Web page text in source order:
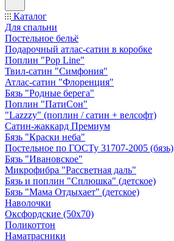
Каталог
Для спальни
Постельное бельё
Подарочный атлас-сатин в коробке
Поплин "Pop Line"
Твил-сатин "Симфония"
Атлас-сатин "Флоренция"
Бязь "Родные берега"
Поплин "ПатиСон"
"Lazzzy" (поплин / сатин + велсофт)
Сатин-жаккард Премиум
Бязь "Краски неба"
Постельное по ГОСТу 31707-2005 (бязь)
Бязь "Ивановское"
Микрофибра "Рассветная даль"
Бязь и поплин "Сплюшка" (детское)
Бязь "Мама Отдыхает" (детское)
Наволочки
Оксфордские (50х70)
Поликоттон
Наматрасники